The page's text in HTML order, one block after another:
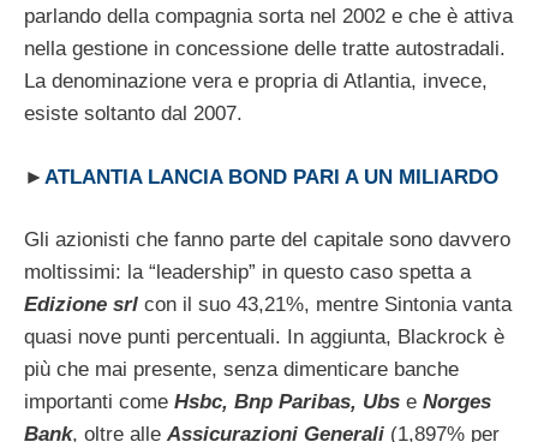
parlando della compagnia sorta nel 2002 e che è attiva
nella gestione in concessione delle tratte autostradali.
La denominazione vera e propria di Atlantia, invece,
esiste soltanto dal 2007.
► ATLANTIA LANCIA BOND PARI A UN MILIARDO
Gli azionisti che fanno parte del capitale sono davvero
moltissimi: la “leadership” in questo caso spetta a
Edizione srl con il suo 43,21%, mentre Sintonia vanta
quasi nove punti percentuali. In aggiunta, Blackrock è
più che mai presente, senza dimenticare banche
importanti come Hsbc, Bnp Paribas, Ubs e Norges
Bank, oltre alle Assicurazioni Generali (1,897% per